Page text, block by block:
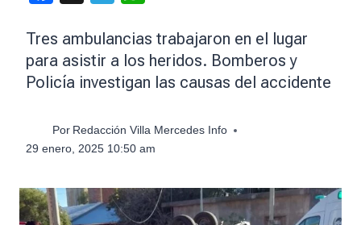
Tres ambulancias trabajaron en el lugar
para asistir a los heridos. Bomberos y
Policía investigan las causas del accidente
Por Redacción Villa Mercedes Info
29 enero, 2025 10:50 am